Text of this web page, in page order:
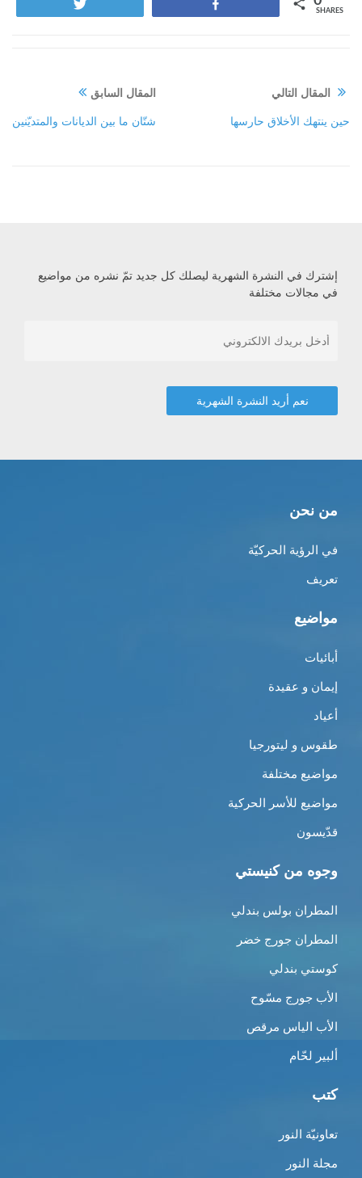
SHARES
المقال السابق
شتّان ما بين الديانات والمتديّنين
المقال التالي
حين ينتهك الأخلاق حارسها
إشترك في النشرة الشهرية ليصلك كل جديد تمّ نشره من مواضيع
في مجالات مختلفة
من نحن
في الرؤية الحركيّة
تعريف
مواضيع
أبائيات
إيمان و عقيدة
أعياد
طقوس و ليتورجيا
مواضيع مختلفة
مواضيع للأسر الحركية
قدّيسون
وجوه من كنيستي
المطران بولس بندلي
المطران جورج خضر
كوستي بندلي
الأب جورج مسّوح
الأب الياس مرقص
ألبير لحّام
كتب
تعاونيّة النور
مجلة النور